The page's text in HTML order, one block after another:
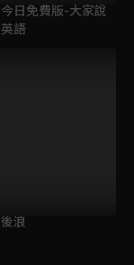
今日免費版-大家說
英語
後浪